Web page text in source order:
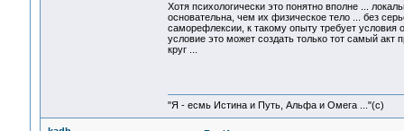
Хотя психологически это понятно вполне ...
основательна, чем их физическое тело ... без
саморефлексии, к такому опыту требует
условие это может создать только тот самый акт
круг ...
"Я - есмь Истина и Путь, Альфа и Омега ..."(с)